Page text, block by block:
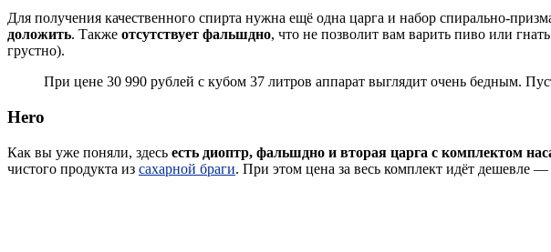
Для получения качественного спирта нужна ещё одна царга и набор спирально-
доложить. Также отсутствует фальшдно, что не позволит вам варить пиво или
грустно).
При цене 30 990 рублей с кубом 37 литров аппарат выглядит очень бедным.
Hero
Как вы уже поняли, здесь есть диоптр, фальшдно и вторая царга с комплектом
чистого продукта из сахарной браги. При этом цена за весь комплект идёт дешевле